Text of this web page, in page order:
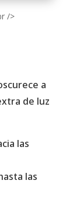
a
de luz
las
las